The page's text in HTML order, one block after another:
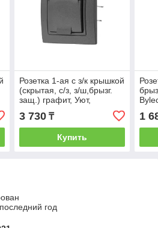
Розетка 1-ая с з/к крышкой
(скрытая, с/з, з/ш,брызг.
защ.) графит, Уют,
BYLECTRICA
3 730₸
Купить
1
год